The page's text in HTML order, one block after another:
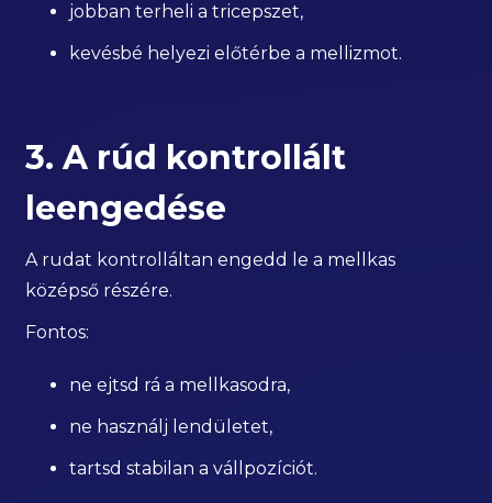
jobban terheli a tricepszet,
kevésbé helyezi előtérbe a mellizmot.
3. A rúd kontrollált
leengedése
A rudat kontrolláltan engedd le a mellkas
középső részére.
Fontos:
ne ejtsd rá a mellkasodra,
ne használj lendületet,
tartsd stabilan a vállpozíciót.